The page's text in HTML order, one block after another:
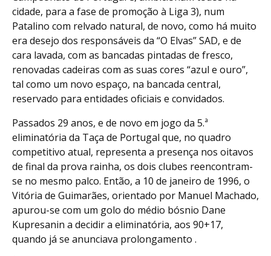
cidade, para a fase de promoção à Liga 3), num
Patalino com relvado natural, de novo, como há muito
era desejo dos responsáveis da “O Elvas” SAD, e de
cara lavada, com as bancadas pintadas de fresco,
renovadas cadeiras com as suas cores “azul e ouro”,
tal como um novo espaço, na bancada central,
reservado para entidades oficiais e convidados.
Passados 29 anos, e de novo em jogo da 5.ª
eliminatória da Taça de Portugal que, no quadro
competitivo atual, representa a presença nos oitavos
de final da prova rainha, os dois clubes reencontram-
se no mesmo palco. Então, a 10 de janeiro de 1996, o
Vitória de Guimarães, orientado por Manuel Machado,
apurou-se com um golo do médio bósnio Dane
Kupresanin a decidir a eliminatória, aos 90+17,
quando já se anunciava prolongamento .